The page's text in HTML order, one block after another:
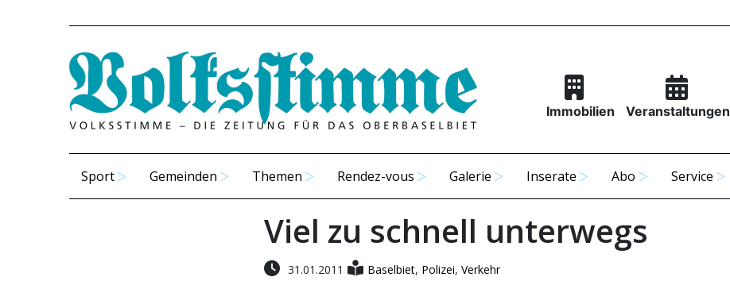
Immobilien Veranstaltungen
Sport Gemeinden Themen Rendez-vous Galerie Inserate Abo Service
Viel zu schnell unterwegs
31.01.2011 Baselbiet, Polizei, Verkehr